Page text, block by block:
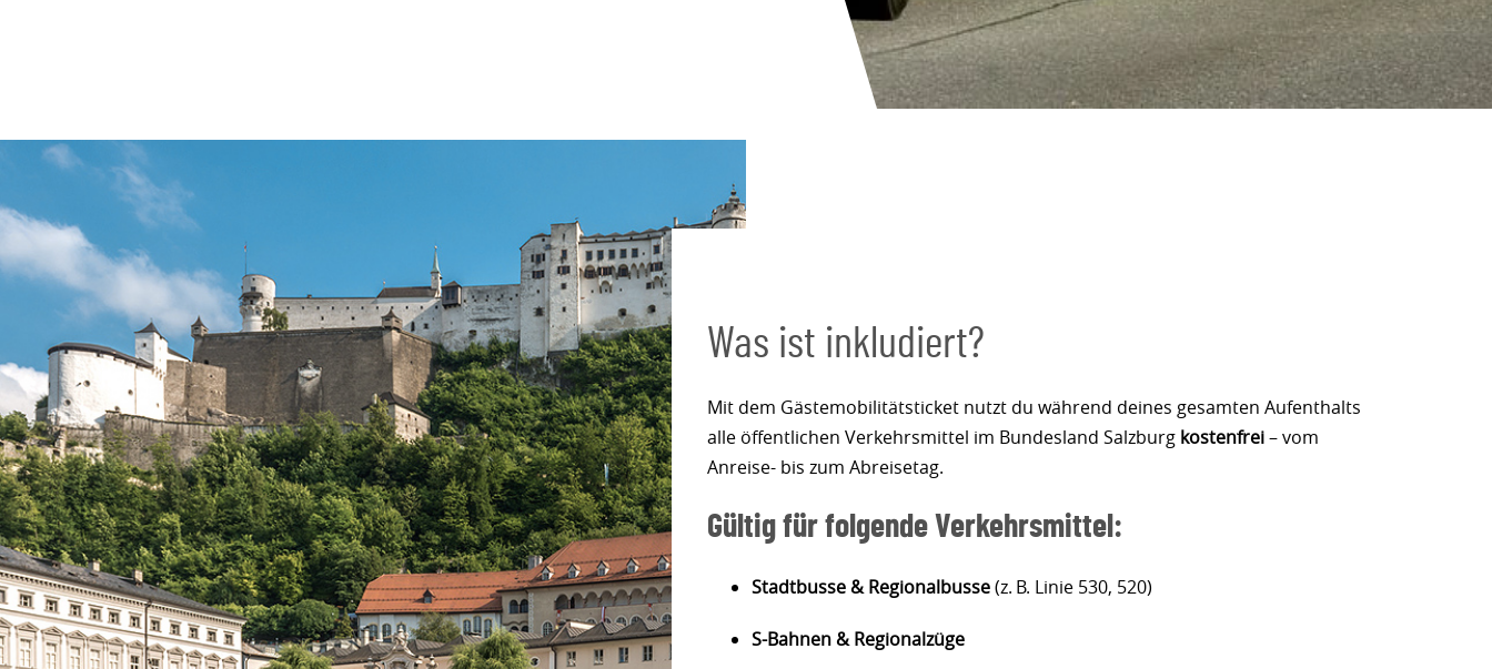
Was ist inkludiert?
Mit dem Gästemobilitätsticket nutzt du während deines gesamten Aufenthalts
alle öffentlichen Verkehrsmittel im Bundesland Salzburg kostenfrei– vom
Anreise- bis zum Abreisetag.
Gültig für folgende Verkehrsmittel:
Stadtbusse & Regionalbusse(z. B. Linie 530, 520)
S-Bahnen & Regionalzüge